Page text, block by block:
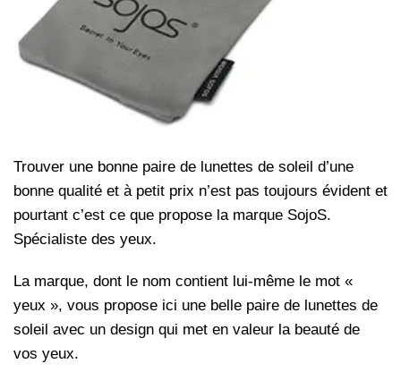
Trouver une bonne paire de lunettes de soleil d’une
bonne qualité et à petit prix n’est pas toujours évident et
pourtant c’est ce que propose la marque SojoS.
Spécialiste des yeux.
La marque, dont le nom contient lui-même le mot «
yeux », vous propose ici une belle paire de lunettes de
soleil avec un design qui met en valeur la beauté de
vos yeux.